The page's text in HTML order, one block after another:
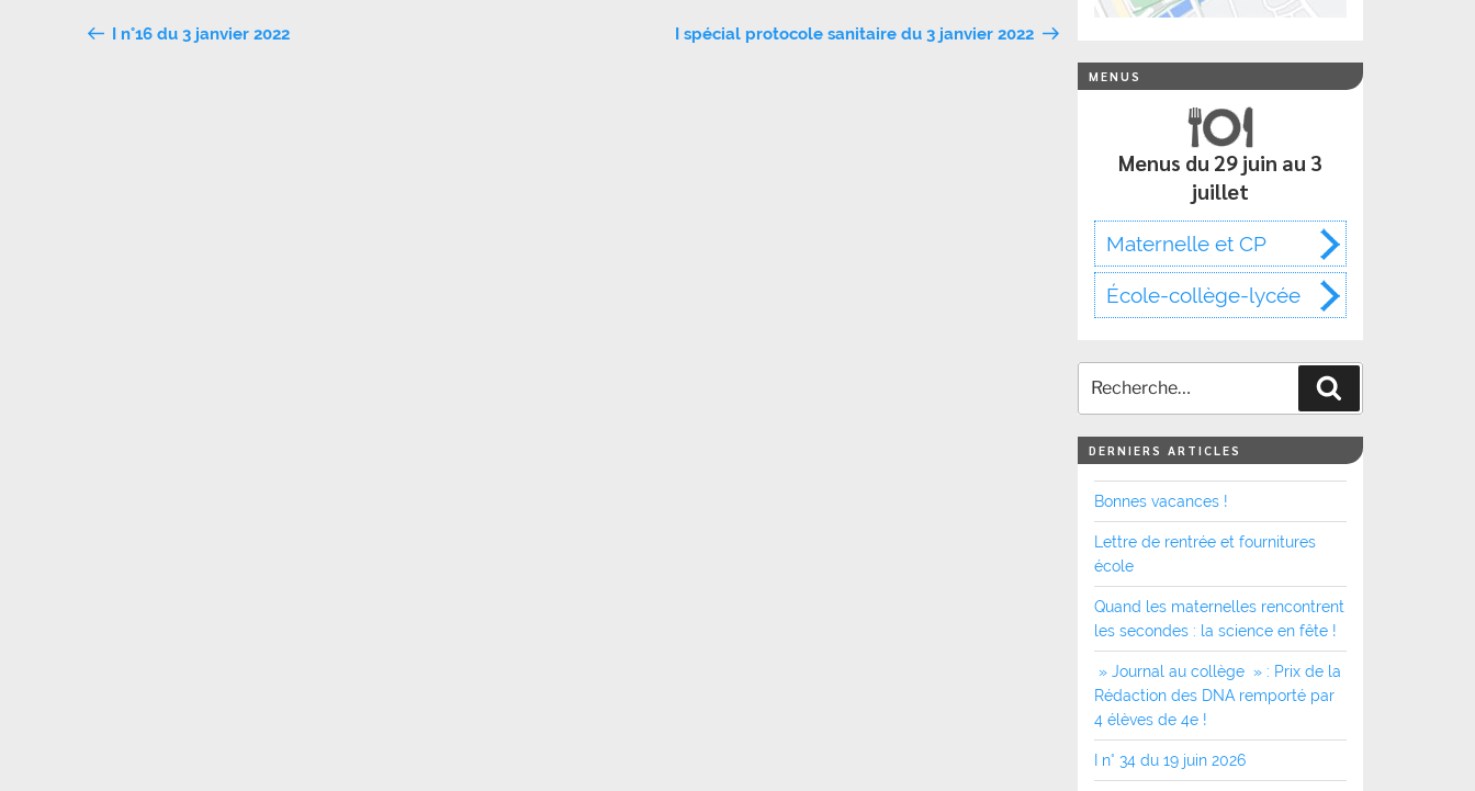
Navigation
I n°16 du 3 janvier 2022 I spécial protocole sanitaire du 3 janvier 2022
MENUS
Menus du 29 juin au 3
juillet
Maternelle et CP
École-collège-lycée
DERNIERS ARTICLES
Bonnes vacances !
Lettre de rentrée et fournitures
école
Quand les maternelles rencontrent
les secondes : la science en fête !
» Journal au collège » : Prix de la
Rédaction des DNA remporté par
4 élèves de 4e !
I n° 34 du 19 juin 2026